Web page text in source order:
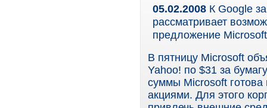
05.02.2008 К Google
рассматривает
предложение
В пятницу Microsoft
Yahoo! по $31 за
суммы Microsoft
акциями. Для этого